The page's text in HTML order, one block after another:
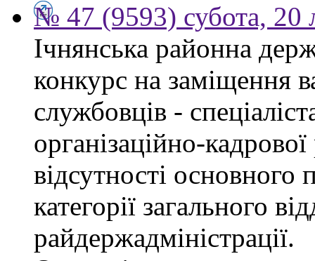
№ 47 (9593) субота, 20
Ічнянська районна
конкурс на заміщення
службовців -
організаційно-
відсутності основного
категорії загального
райдержадміністрації.